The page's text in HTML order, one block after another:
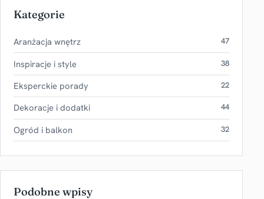
Kategorie
Aranżacja wnętrz 47
Inspiracje i style 38
Eksperckie porady 22
Dekoracje i dodatki 44
Ogród i balkon 32
Podobne wpisy